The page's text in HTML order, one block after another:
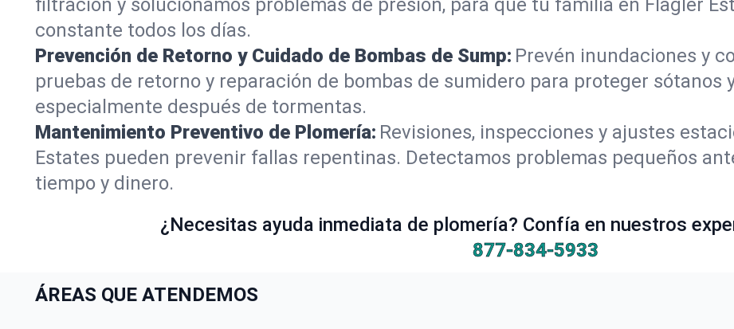
filtración y solucionamos problemas de presión, para que tu familia en Flagler
constante todos los días.
Prevención de Retorno y Cuidado de Bombas de Sump: Prevén inundaciones y
pruebas de retorno y reparación de bombas de sumidero para proteger sótanos
especialmente después de tormentas.
Mantenimiento Preventivo de Plomería: Revisiones, inspecciones y ajustes
Estates pueden prevenir fallas repentinas. Detectamos problemas pequeños
tiempo y dinero.
¿Necesitas ayuda inmediata de plomería? Confía en nuestros
877-834-5933
ÁREAS QUE ATENDEMOS